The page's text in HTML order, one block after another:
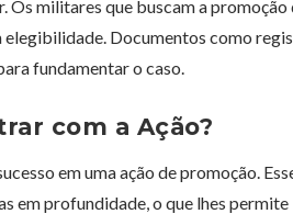
Os militares que buscam a promoção
elegibilidade. Documentos como
fundamentar o caso.
com a Ação?
em uma ação de promoção.
em profundidade, o que lhes permite